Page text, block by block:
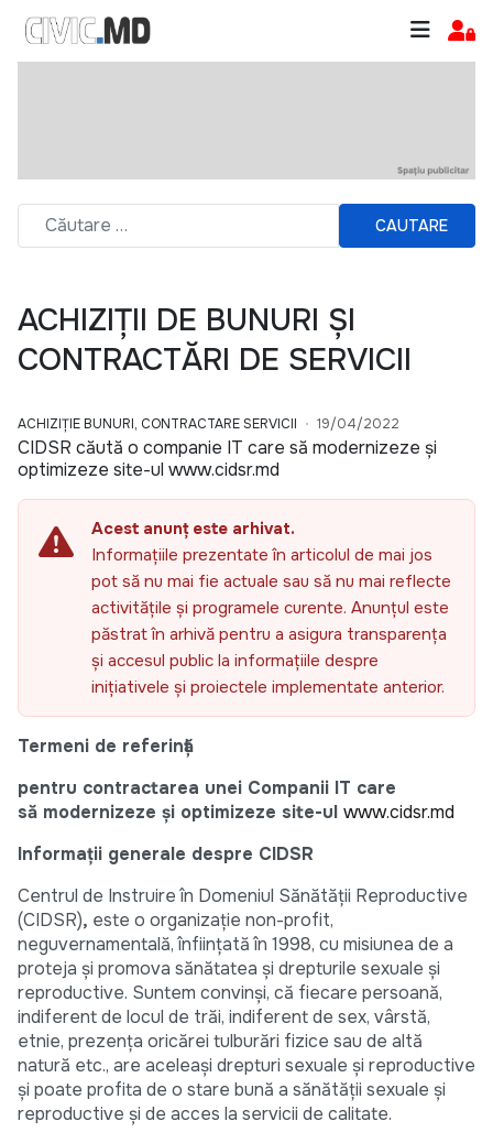
CAUTARE
ACHIZIȚII DE BUNURI ȘI
CONTRACTĂRI DE SERVICII
ACHIZIȚIE BUNURI, CONTRACTARE SERVICII 19/04/2022
CIDSR căută o companie IT care să modernizeze și
optimizeze site-ul www.cidsr.md
Acest anunț este arhivat.
Informațiile prezentate în articolul de mai jos
pot să nu mai fie actuale sau să nu mai reflecte
activitățile și programele curente. Anunțul este
păstrat în arhivă pentru a asigura transparența
și accesul public la informațiile despre
inițiativele și proiectele implementate anterior.
Termeni de referință
pentru contractarea unei Companii IT care
să modernizeze și optimizeze site-ul www.cidsr.md
Informații generale despre CIDSR
Centrul de Instruire în Domeniul Sănătății Reproductive
(CIDSR), este o organizație non-profit,
neguvernamentală, înființată în 1998, cu misiunea de a
proteja și promova sănătatea și drepturile sexuale și
reproductive. Suntem convinși, că fiecare persoană,
indiferent de locul de trăi, indiferent de sex, vârstă,
etnie, prezența oricărei tulburări fizice sau de altă
natură etc., are aceleași drepturi sexuale și reproductive
și poate profita de o stare bună a sănătății sexuale și
reproductive și de acces la servicii de calitate.